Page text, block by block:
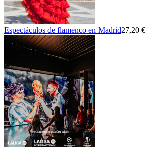
Espectáculos de flamenco en Madrid27,20 €